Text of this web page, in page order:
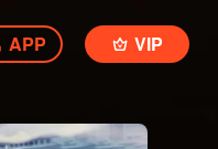
APP VIP